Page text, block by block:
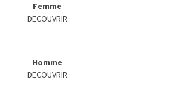
Femme
DECOUVRIR
Homme
DECOUVRIR